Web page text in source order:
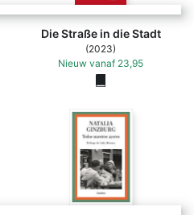
Die Straße in die Stadt
(2023)
Nieuw vanaf 23,95